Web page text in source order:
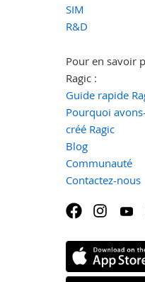
SIM
R&D
Pour en savoir
Ragic :
Guide rapide
Pourquoi
créé Ragic
Blog
Communauté
Contactez-nous